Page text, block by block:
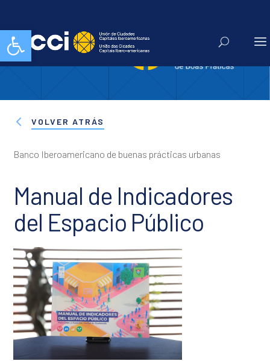
Abrir barra de herramientas
VOLVER ATRÁS
Banco Iberoamericano de buenas prácticas urbanas
Manual de Indicadores
del Espacio Público